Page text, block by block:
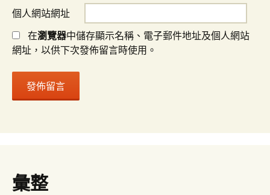
個人網站網址
在瀏覽器中儲存顯示名稱、電子郵件地址及個人網站
網址，以供下次發佈留言時使用。
彙整